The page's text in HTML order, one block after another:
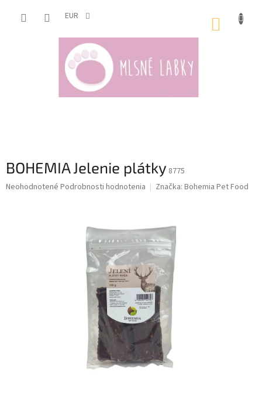
EUR
BOHEMIA Jelenie plátky 8775
Priemerné
Neohodnotené Podrobnosti hodnotenia Značka: Bohemia Pet Food